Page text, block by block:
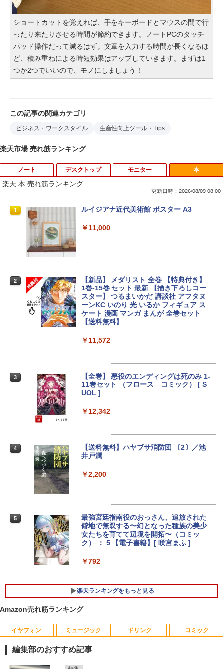
ショートカットを覚えれば、手をキーボードとマウスの間で行
ったり来たりさせる時間が節約できます。ノートPCのタッチ
パッド操作だって減るはず。文章を入力する時間が長くなるほ
ど、積み重ねによる時短効果はアップしていきます。まずは1
つか2つでいいので、モノにしましょう！
この記事の関連カテゴリ
ビジネス・ワークスタイル 生産性向上ツール・Tips
楽天市場 売れ筋ランキング
ノート
1
【★最大100%ポイント】富士通 タブレ
SSD:128GB/13.3型 フルHD/1920x1080/
90日保障 いまさらですが WINDOWS X
P搭載 XPなら最強レベル 富士通 FM
V-A561/572 高速CPU Core I5 2.50G W
G 250G DVD 【中古】
【クーポン使用で25,460円 8/2〜10迄】
世代 Corei5 8365U メモリ16GB M.2 SS
e2019 搭載 ノートパソコン 訳あり Let's
note レビュー投稿で180日保証
H&B 搭載｜中古ノートパソコン Windo
ws11 Office付｜テンキー DVD 搭載｜C
ore i5 第7世代 メモリ 8GB SSD 256GB
｜店長厳選 Lenovo ThinkPad 15.6型 Bl
uetooth Wi-Fi 無線｜中古 パソコン 中古
付き｜楽天1位 三冠獲得｜豪華特典付き
古ノートパソコン Windows11 office付
き｜15.6型 テンキー付き｜ノートパソコ
ンWindows11 第8世代｜ノートパソコン
｜パソコン｜PC｜中古PC
デスクトップ モニター 本
楽天 本 売れ筋ランキング
更新日時：2026/08/09 08:00
1 ルイジアナ近代美術館 ポスター A3
￥11,000
2
【新品】 メダリスト 全巻 【特典付き】
1巻-15巻 セット 最新 【描き下ろしコー
スター】 つるまいかだ 講談社 アフタヌ
ーンKC いのり 光 いるか フィギュア ス
ケート 漫画 マンガ まんが 全巻セット
【送料無料】
￥11,572
3
【全巻】 悪役のエンディングは死のみ 1-
11巻セット （フロース コミック） [ S
UOL ]
￥12,342
4
【送料無料】ハヤブサ消防団 〔2〕／池
井戸潤
￥2,200
5
最強宮廷指南役のおっさん、追放された
僻地で無双する〜幻となった種族の美少
女たちを育てて辺境を開拓〜（コミッ
ク） ： 5 【電子書籍】[ 咲宮まふ ]
￥792
楽天ランキングをもっと見る
Amazon売れ筋ランキング
イヤフォン
Anker Soundcore P40i オフホワイト
ミュージック
BRUCE WAYNE feat. Flo Milli, ATL Jacob
ドリンク
by Amazon 天然水 ラベルレス 500ml ×24本
コミック
薬屋のひとりごと 17巻 (デジタル版ビッグガ
編集部のおすすめ記事